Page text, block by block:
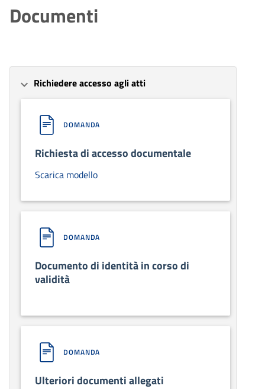
Documenti
Richiedere accesso agli atti
DOMANDA
Richiesta di accesso documentale
Scarica modello
DOMANDA
Documento di identità in corso di
validità
DOMANDA
Ulteriori documenti allegati